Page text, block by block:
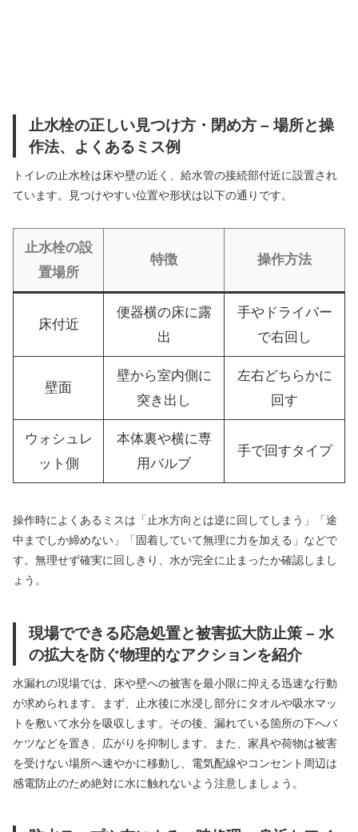
止水栓の正しい見つけ方・閉め方 – 場所と操
作法、よくあるミス例
トイレの止水栓は床や壁の近く、給水管の接続部付近に設置され
ています。見つけやすい位置や形状は以下の通りです。
止水栓の設
置場所
特徴 操作方法
床付近
便器横の床に露
出
手やドライバー
で右回し
壁面
壁から室内側に
突き出し
左右どちらかに
回す
ウォシュレ
ット側
本体裏や横に専
用バルブ
手で回すタイプ
操作時によくあるミスは「止水方向とは逆に回してしまう」「途
中までしか締めない」「固着していて無理に力を加える」などで
す。無理せず確実に回しきり、水が完全に止まったか確認しまし
ょう。
現場でできる応急処置と被害拡大防止策 – 水
の拡大を防ぐ物理的なアクションを紹介
水漏れの現場では、床や壁への被害を最小限に抑える迅速な行動
が求められます。まず、止水後に水浸し部分にタオルや吸水マッ
トを敷いて水分を吸収します。その後、漏れている箇所の下へバ
ケツなどを置き、広がりを抑制します。また、家具や荷物は被害
を受けない場所へ速やかに移動し、電気配線やコンセント周辺は
感電防止のため絶対に水に触れないよう注意しましょう。